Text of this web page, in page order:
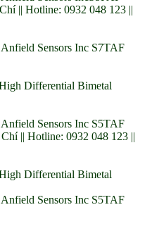
|| Hotline: 0932 048 123 ||
Sensors Inc S7TAF
Differential Bimetal
Sensors Inc S5TAF
|| Hotline: 0932 048 123 ||
Differential Bimetal
Sensors Inc S5TAF